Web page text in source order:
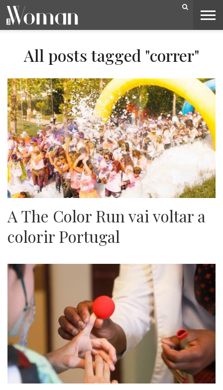
BELEZA
CAPA
LIFESTYLE
MODA
OPINIÃO
PESSOAS
SOCIEDADE
VIDEOS
All posts tagged "correr"
A The Color Run vai voltar a
colorir Portugal